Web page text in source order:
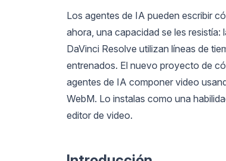
Los agentes de IA pueden escribir
ahora, una capacidad se les
DaVinci Resolve utilizan líneas de
entrenados. El nuevo proyecto de
agentes de IA componer video
WebM. Lo instalas como una
editor de video.